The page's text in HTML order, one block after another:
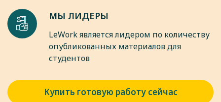
МЫ ЛИДЕРЫ
LeWork является лидером по количеству
опубликованных материалов для
студентов
Купить готовую работу сейчас